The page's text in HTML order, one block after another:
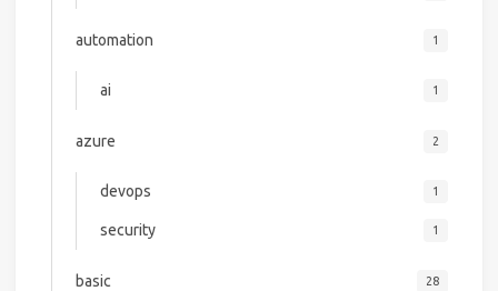
automation 1
ai 1
azure 2
devops 1
security 1
basic 28